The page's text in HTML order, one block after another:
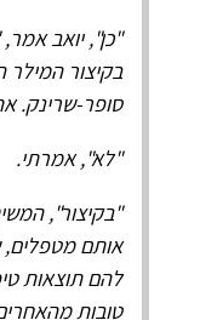
"כן", יואב
בקיצור
סופר-שרינק.
"לא", אמרתי.
"בקיצור",
אותם
להם תוצאות
טובות